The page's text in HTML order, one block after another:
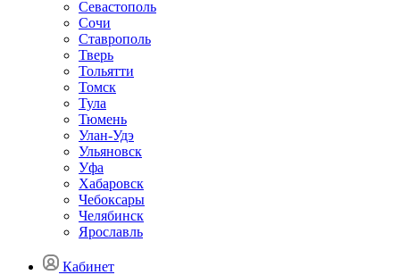
Севастополь
Сочи
Ставрополь
Тверь
Тольятти
Томск
Тула
Тюмень
Улан-Удэ
Ульяновск
Уфа
Хабаровск
Чебоксары
Челябинск
Ярославль
Кабинет